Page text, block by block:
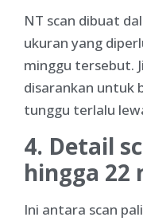
NT scan dibuat
ukuran yang
minggu tersebut.
disarankan untuk
tunggu terlalu
4. Detail
hingga 22
Ini antara scan